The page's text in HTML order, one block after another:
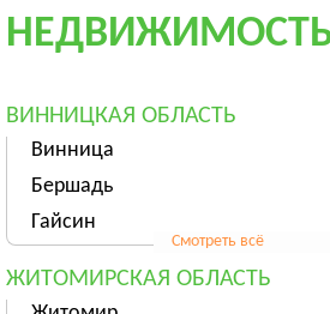
ВИННИЦКАЯ ОБЛАСТЬ
Винница
Бершадь
Гайсин
Смотреть всё
ЖИТОМИРСКАЯ ОБЛАСТЬ